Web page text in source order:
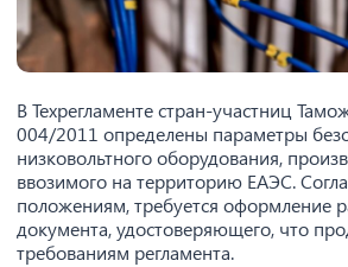
В Техрегламенте стран-участниц
004/2011 определены параметры
низковольтного оборудования,
ввозимого на территорию ЕАЭС.
положениям, требуется оформление
документа, удостоверяющего, что
требованиям регламента.